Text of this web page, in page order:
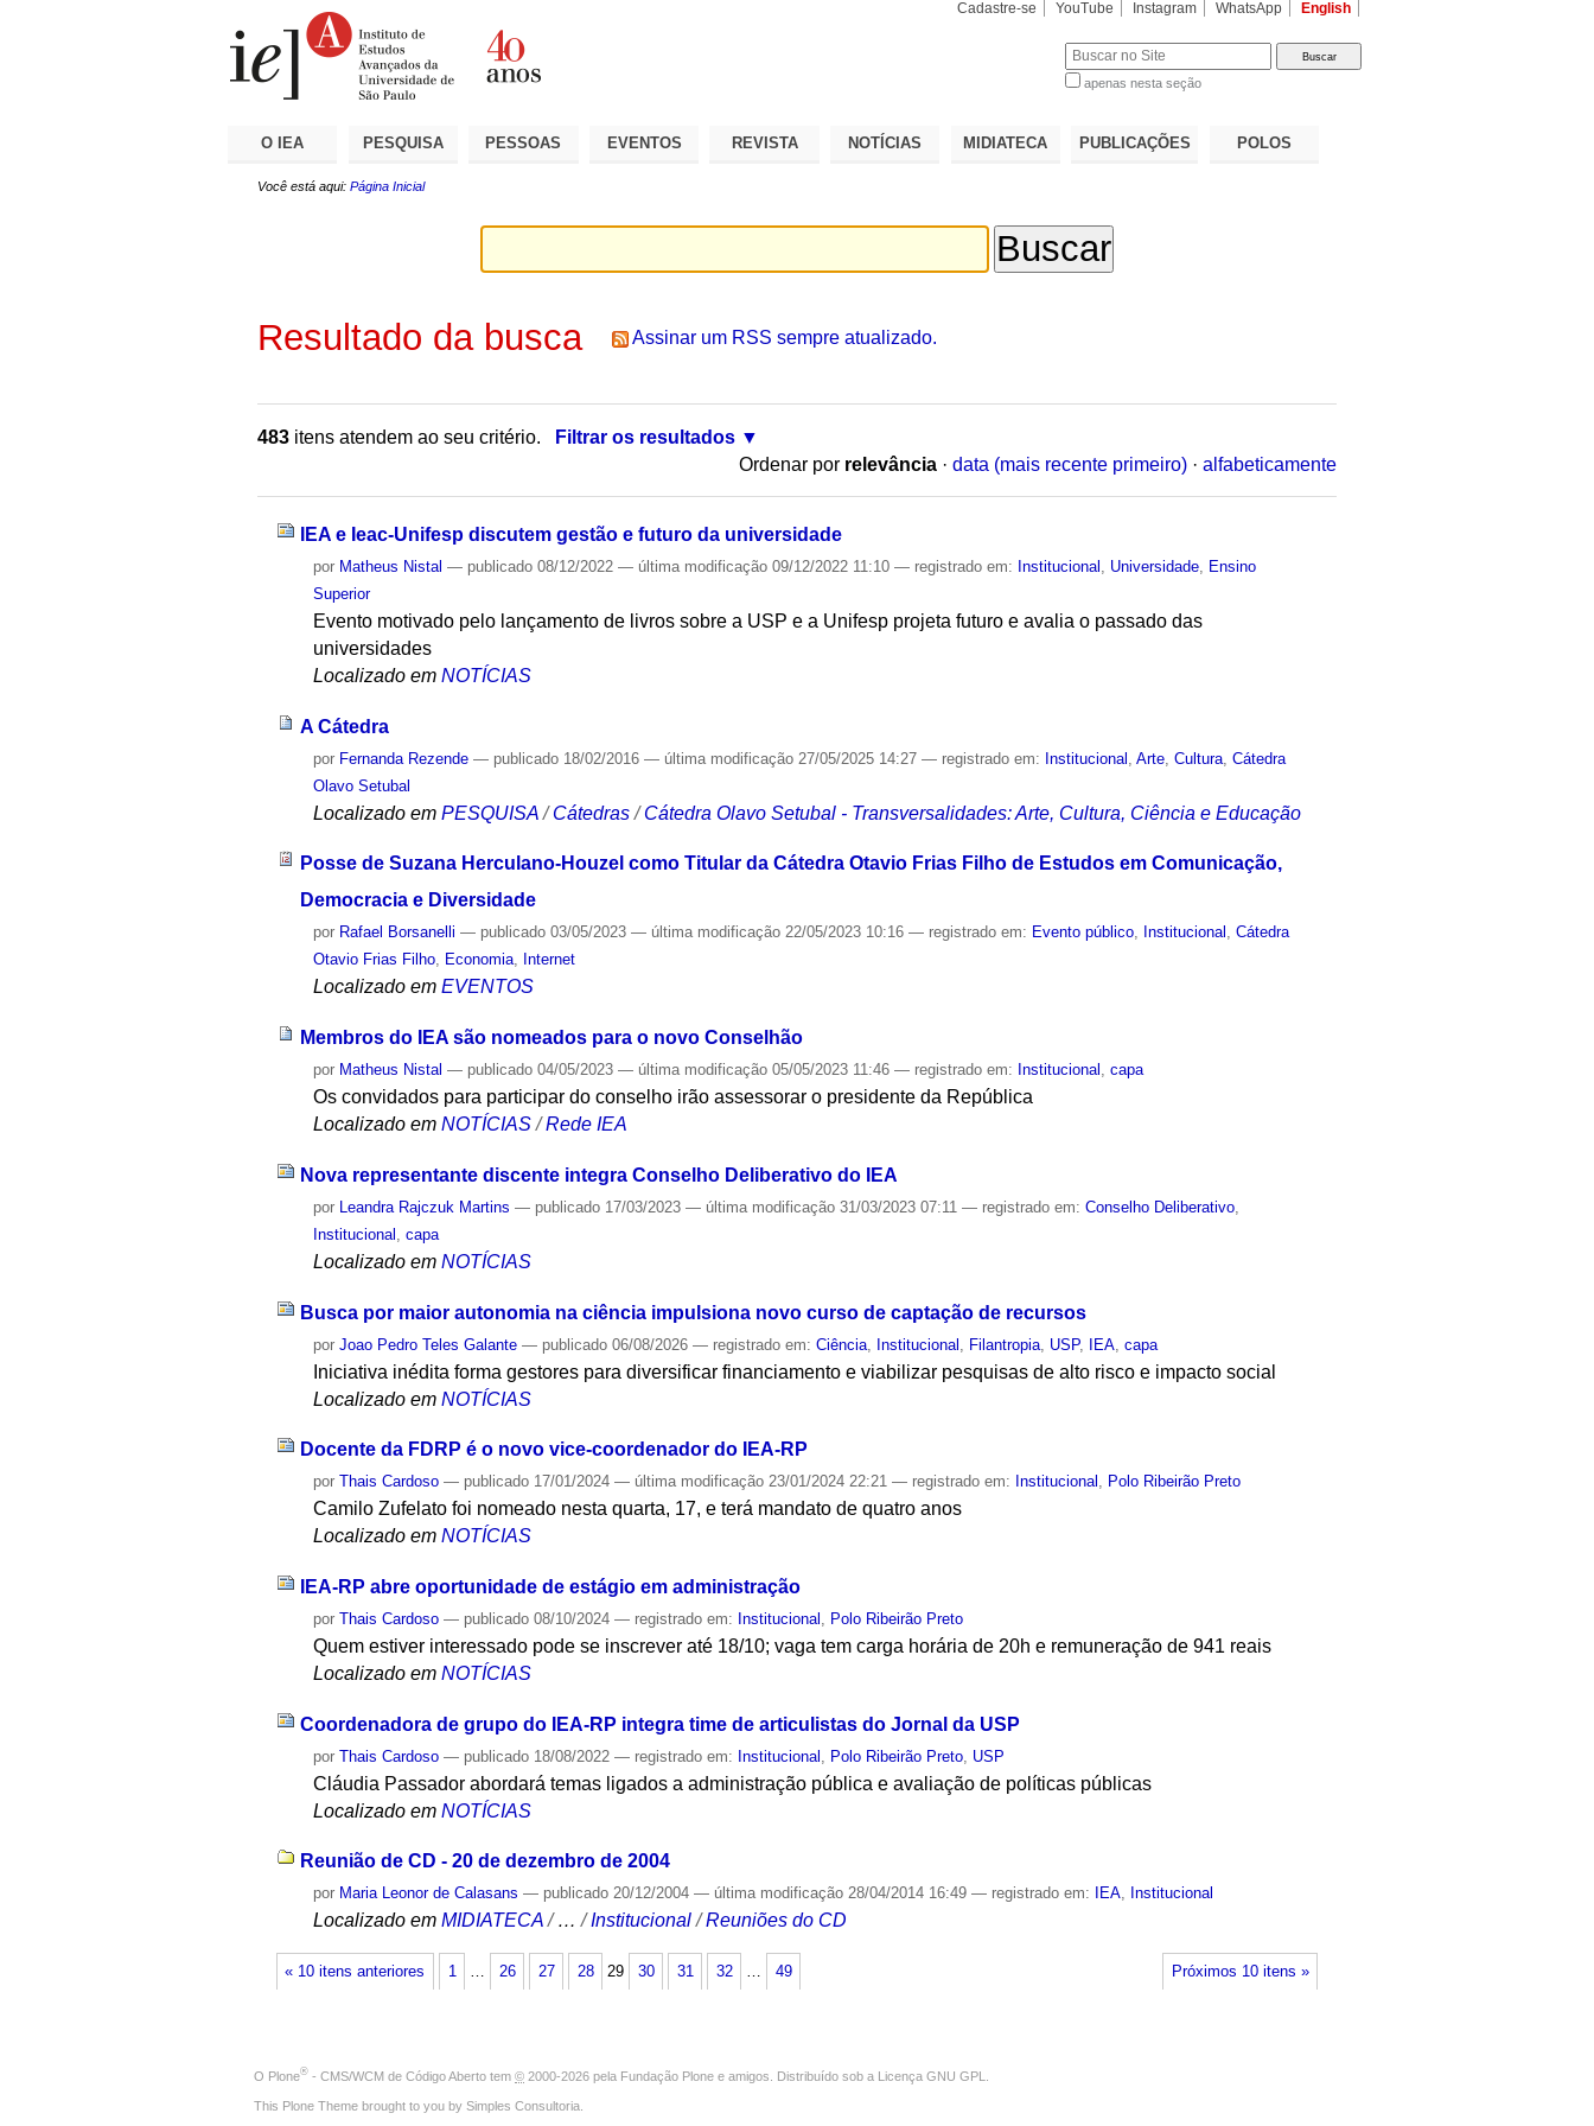
Cadastre-se YouTube Instagram WhatsApp English
apenas nesta seção
O IEA PESQUISA PESSOAS EVENTOS REVISTA NOTÍCIAS MIDIATECA PUBLICAÇÕES POLOS
Você está aqui: Página Inicial
Resultado da busca Assinar um RSS sempre atualizado.
483 itens atendem ao seu critério.
Filtrar os resultados
Ordenar por relevância · data (mais recente primeiro) · alfabeticamente
IEA e Ieac-Unifesp discutem gestão e futuro da universidade
por Matheus Nistal — publicado 08/12/2022— última modificação 09/12/2022 11:10— registrado em: Institucional Universidade
Ensino
Superior
Evento motivado pelo lançamento de livros sobre a USP e a Unifesp projeta futuro e avalia o passado das
universidades
Localizado em NOTÍCIAS
A Cátedra
por Fernanda Rezende — publicado 18/02/2016— última modificação 27/05/2025 14:27— registrado em: Institucional ,Arte ,Cultura ,Cátedra
Olavo Setubal
Localizado em PESQUISA /Cátedras/Cátedra Olavo Setubal - Transversalidades: Arte, Cultura, Ciência e Educação
Posse de Suzana Herculano-Houzel como Titular da Cátedra Otavio Frias Filho de Estudos em Comunicação,
Democracia e Diversidade
por Rafael Borsanelli — publicado 03/05/2023— última modificação 22/05/2023 10:16— registrado em: Evento público, Institucional ,Cátedra
Otavio Frias Filho, Economia, Internet
Localizado em EVENTOS
Membros do IEA são nomeados para o novo Conselhão
por Matheus Nistal — publicado 04/05/2023— última modificação 05/05/2023 11:46— registrado em: Institucional ,capa
Os convidados para participar do conselho irão assessorar o presidente da República
Localizado em NOTÍCIAS /Rede IEA
Nova representante discente integra Conselho Deliberativo do IEA
por Leandra Rajczuk Martins — publicado 17/03/2023— última modificação 31/03/2023 07:11— registrado em:Conselho Deliberativo
Institucional
,capa
Localizado em NOTÍCIAS
Busca por maior autonomia na ciência impulsiona novo curso de captação de recursos
porJoao Pedro Teles Galante — publicado 06/08/2026— registrado em:Ciência Institucional Filantropia USP, IEA ,capa
Iniciativa inédita forma gestores para diversificar financiamento e viabilizar pesquisas de alto risco e impacto social
Localizado em NOTÍCIAS
Docente da FDRP é o novo vice-coordenador do IEA-RP
porThais Cardoso — publicado 17/01/2024— última modificação 23/01/2024 22:21— registrado em: Institucional , Polo Ribeirão Preto
Camilo Zufelato foi nomeado nesta quarta, 17, e terá mandato de quatro anos
Localizado em NOTÍCIAS
IEA-RP abre oportunidade de estágio em administração
porThais Cardoso — publicado 08/10/2024— registrado em: Institucional Polo Ribeirão Preto
Quem estiver interessado pode se inscrever até 18/10; vaga tem carga horária de 20h e remuneração de 941 reais
Localizado em NOTÍCIAS
Coordenadora de grupo do IEA-RP integra time de articulistas do Jornal da USP
porThais Cardoso — publicado 18/08/2022— registrado em: Institucional Polo Ribeirão Preto USP
Cláudia Passador abordará temas ligados a administração pública e avaliação de políticas públicas
Localizado em NOTÍCIAS
Reunião de CD - 20 de dezembro de 2004
por Maria Leonor de Calasans — publicado 20/12/2004— última modificação 28/04/2014 16:49— registrado em: IEA, Institucional
Localizado em MIDIATECA /…/Institucional /Reuniões do CD
« 10 itens anteriores Próximos 10 itens »
1 26 27 28 29 30 31 32 49
O Plone® - CMS/WCM de Código Aberto tem © 2000-2026 pela Fundação Plone e amigos. Distribuído sob a Licença GNU GPL
This Plone Theme brought to you by Simples Consultoria